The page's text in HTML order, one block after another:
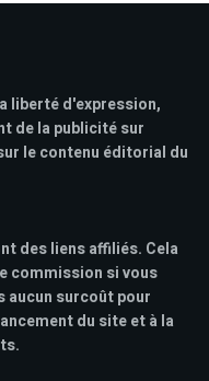
liberté d'expression,
de la publicité sur
le contenu éditorial du
des liens affiliés. Cela
commission si vous
aucun surcoût pour
du site et à la